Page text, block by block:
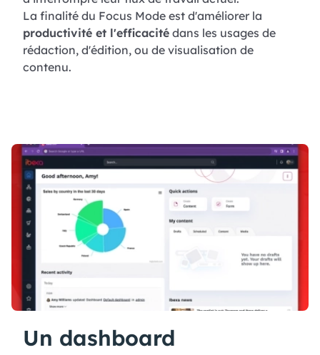
La finalité du Focus Mode est d'améliorer la
productivité et l'efficacité dans les usages de
rédaction, d'édition, ou de visualisation de
contenu.
Un dashboard